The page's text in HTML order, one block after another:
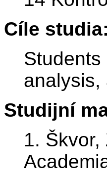
Cíle studia:
analysis,
Studijní
1.